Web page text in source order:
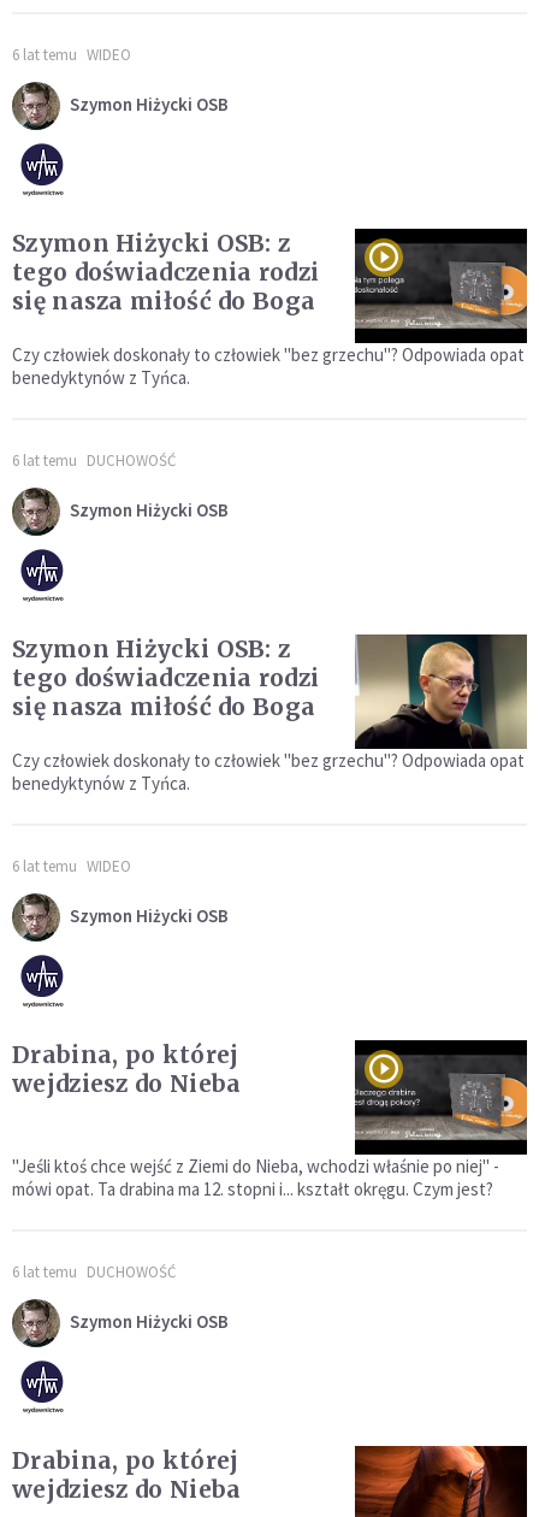
6 lat temu WIDEO
Szymon Hiżycki OSB
Szymon Hiżycki OSB: z
tego doświadczenia rodzi
się nasza miłość do Boga
Czy człowiek doskonały to człowiek "bez grzechu"? Odpowiada opat
benedyktynów z Tyńca.
6 lat temu DUCHOWOŚĆ
Szymon Hiżycki OSB
Szymon Hiżycki OSB: z
tego doświadczenia rodzi
się nasza miłość do Boga
Czy człowiek doskonały to człowiek "bez grzechu"? Odpowiada opat
benedyktynów z Tyńca.
6 lat temu WIDEO
Szymon Hiżycki OSB
Drabina, po której
wejdziesz do Nieba
"Jeśli ktoś chce wejść z Ziemi do Nieba, wchodzi właśnie po niej" -
mówi opat. Ta drabina ma 12. stopni i... kształt okręgu. Czym jest?
6 lat temu DUCHOWOŚĆ
Szymon Hiżycki OSB
Drabina, po której
wejdziesz do Nieba